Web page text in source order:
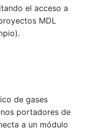
el acceso a
MDL
de gases
portadores de
a un módulo